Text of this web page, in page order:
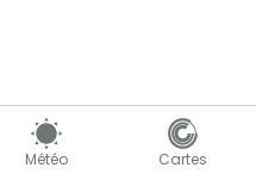
Météo Cartes